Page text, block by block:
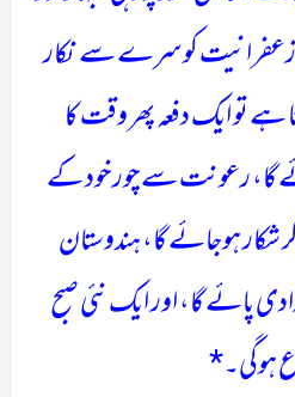
زعفرانیت کو سرے سے نکار
ہے تو ایک دفعہ پھر وقت کا
گا، رعونت سے چور خود کے
ہوجائے گا، ہندوستان
پائے گا، اور ایک نئی صبح
ہوگی۔*